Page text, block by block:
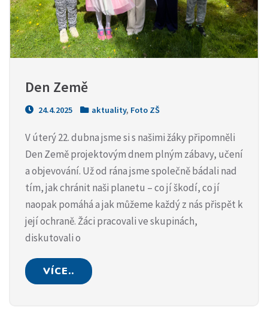
Den Země
24.4.2025 aktuality, Foto ZŠ
V úterý 22. dubna jsme si s našimi žáky připomněli
Den Země projektovým dnem plným zábavy, učení
a objevování. Už od rána jsme společně bádali nad
tím, jak chránit naši planetu – co jí škodí, co jí
naopak pomáhá a jak můžeme každý z nás přispět k
její ochraně. Žáci pracovali ve skupinách,
diskutovali o
VÍCE..